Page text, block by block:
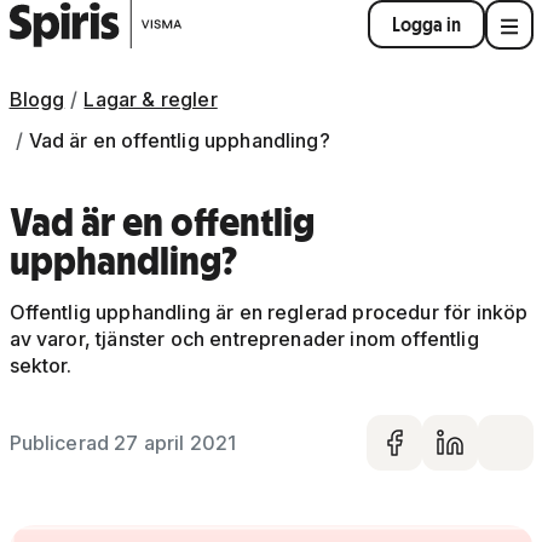
Logga in
Blogg
Lagar & regler
Vad är en offentlig upphandling?
Vad är en offentlig
upphandling?
Offentlig upphandling är en reglerad procedur för inköp
av varor, tjänster och entreprenader inom offentlig
sektor.
Publicerad 27 april 2021 Dela på
Dela